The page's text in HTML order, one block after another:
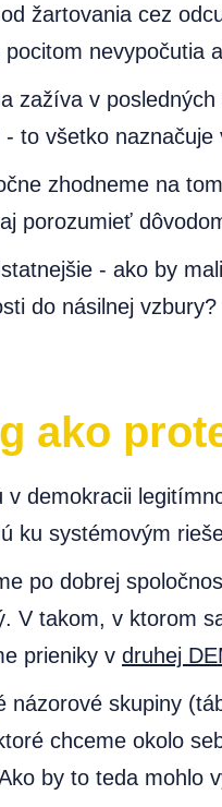
žartovania cez
pocitom nevypočutia
zažíva v
to všetko
zhodneme na
porozumieť
- ako by
do násilnej vzbury?
ako
v demokracii
ku systémovým
po dobrej
V takom, v ktorom
prieniky v druhej
názorové skupiny
chceme okolo
by to teda mohlo